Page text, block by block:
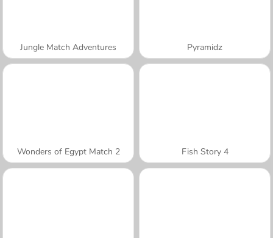
Jungle Match Adventures Pyramidz
Wonders of Egypt Match 2 Fish Story 4